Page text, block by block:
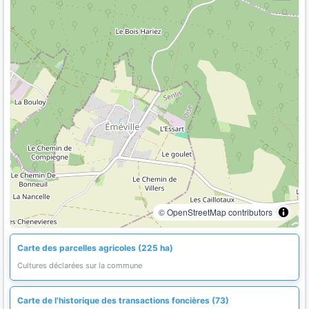
© OpenStreetMap contributors
Carte des parcelles agricoles (225 ha)
Cultures déclarées sur la commune
Carte de l'historique des transactions foncières (73)